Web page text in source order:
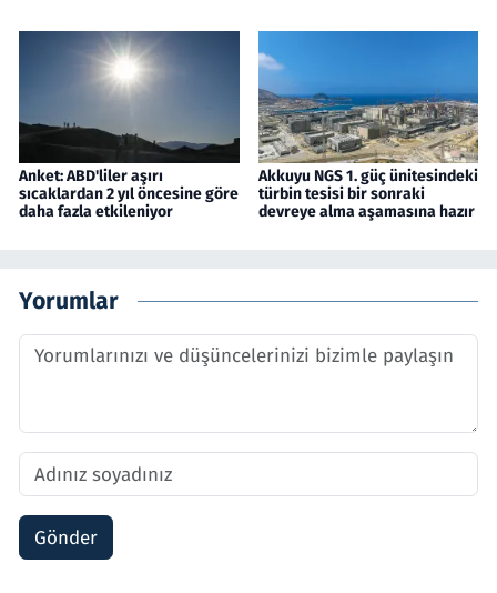
Anket: ABD'liler aşırı
sıcaklardan 2 yıl öncesine göre
daha fazla etkileniyor
Akkuyu NGS 1. güç ünitesindeki
türbin tesisi bir sonraki
devreye alma aşamasına hazır
Yorumlar
Gönder